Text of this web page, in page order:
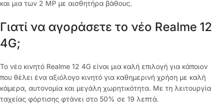
και μια των 2 MP με αισθητήρα βάθους.
Γιατί να αγοράσετε το νέο Realme 12
4G;
Το νέο κινητό Realme 12 4G είναι μια καλή επιλογή για κάποιον
που θέλει ένα αξιόλογο κινητό για καθημερινή χρήση με καλή
κάμερα, αυτονομία και μεγάλη χωρητικότητα. Με τη λειτουργία
ταχείας φόρτισης φτάνει στο 50% σε 19 λεπτά.